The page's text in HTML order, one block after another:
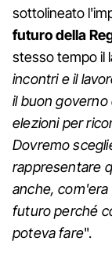
sottolineato
futuro della
stesso tempo il
incontri e il
il buon governo
elezioni per
Dovremo
rappresentare
anche,
futuro perché
poteva fare".